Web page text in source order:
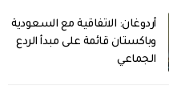
أردوغان: الاتفاقية مع السعودية
وباكستان قائمة على مبدأ الردع
الجماعي